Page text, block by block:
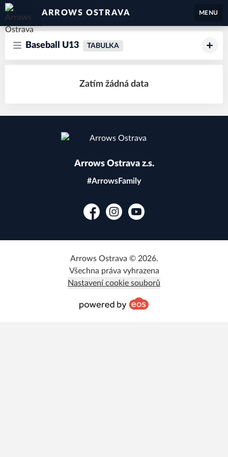
ARROWS OSTRAVA MENU
Baseball U13 TABULKA
Zatím žádná data
Arrows Ostrava z.s.
#ArrowsFamily
FacebookInstagramYouTube
Arrows Ostrava © 2026.
Všechna práva vyhrazena
Nastavení cookie souborů